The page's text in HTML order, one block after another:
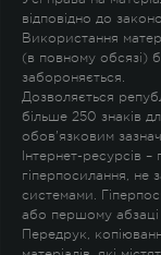
відповідно до
Використання
(в повному обсязі)
забороняється.
Дозволяється
більше 250 знаків
обов'язковим
Інтернет-ресурсів
гіперпосилання, не
системами.
або першому абзаці
Передрук,